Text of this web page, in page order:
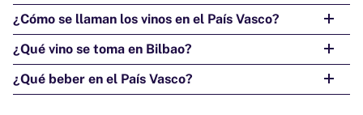
¿Cómo se llaman los vinos en el País Vasco?
¿Qué vino se toma en Bilbao?
¿Qué beber en el País Vasco?